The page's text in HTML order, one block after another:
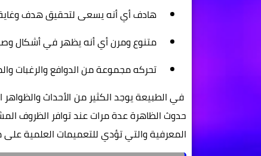
هادف أي أنه يسعى لتحقيق هدف وغاية
متنوع ومرن أي أنه يظهر في أشكال
تحركه مجموعة من الدوافع والرغبات
في الطبيعة يوجد الكثير من الأحداث
حدوث الظاهرة عدة مرات عند توافر الظروف
المعرفية والتي تؤدي للتعميمات العلمية